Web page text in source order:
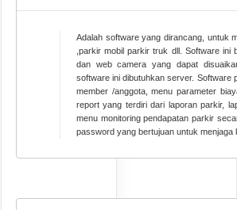
Adalah software yang dirancang, untuk
,parkir mobil parkir truk dll. Software ini
dan web camera yang dapat
software ini dibutuhkan server. Software
member /anggota, menu parameter
report yang terdiri dari laporan parkir,
menu monitoring pendapatan parkir
password yang bertujuan untuk menjaga